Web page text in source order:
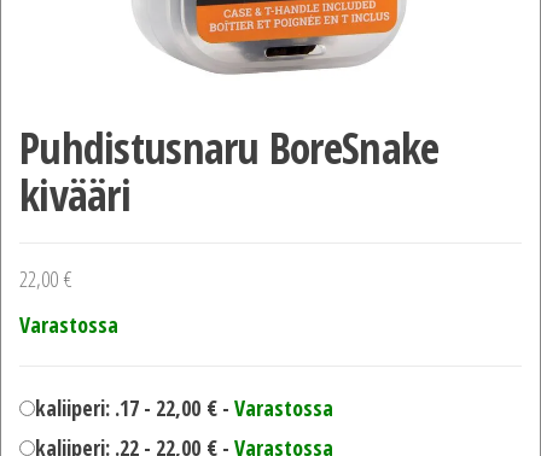
Puhdistusnaru BoreSnake
kivääri
22,00 €
Varastossa
kaliiperi: .17 - 22,00 € - Varastossa
kaliiperi: .22 - 22,00 € - Varastossa